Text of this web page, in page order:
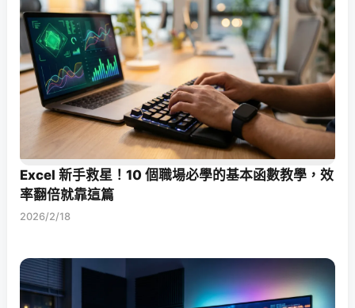
Excel 新手救星！10 個職場必學的基本函數教學，效
率翻倍就靠這篇
2026/2/18